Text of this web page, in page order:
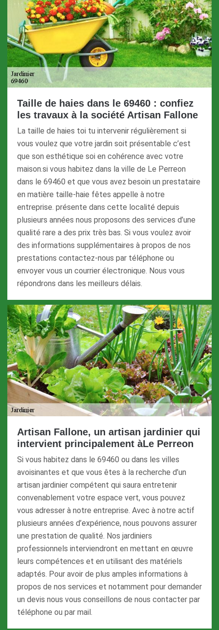
Taille de haies dans le 69460 : confiez
les travaux à la société Artisan Fallone
La taille de haies toi tu intervenir régulièrement si
vous voulez que votre jardin soit présentable c’est
que son esthétique soi en cohérence avec votre
maison.si vous habitez dans la ville de Le Perreon
dans le 69460 et que vous avez besoin un prestataire
en matière taille-haie fêtes appelle à notre
entreprise. présente dans cette localité depuis
plusieurs années nous proposons des services d’une
qualité rare a des prix très bas. Si vous voulez avoir
des informations supplémentaires à propos de nos
prestations contactez-nous par téléphone ou
envoyer vous un courrier électronique. Nous vous
répondrons dans les meilleurs délais.
Artisan Fallone, un artisan jardinier qui
intervient principalement àLe Perreon
Si vous habitez dans le 69460 ou dans les villes
avoisinantes et que vous êtes à la recherche d’un
artisan jardinier compétent qui saura entretenir
convenablement votre espace vert, vous pouvez
vous adresser à notre entreprise. Avec à notre actif
plusieurs années d’expérience, nous pouvons assurer
une prestation de qualité. Nos jardiniers
professionnels interviendront en mettant en œuvre
leurs compétences et en utilisant des matériels
adaptés. Pour avoir de plus amples informations à
propos de nos services et notamment pour demander
un devis nous vous conseillons de nous contacter par
téléphone ou par mail.